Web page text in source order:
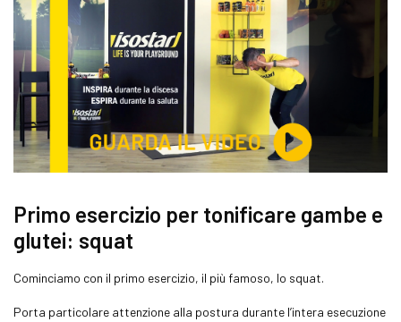
Primo esercizio per tonificare gambe e
glutei: squat
Cominciamo con il primo esercizio, il più famoso, lo squat.
Porta particolare attenzione alla postura durante l’intera esecuzione